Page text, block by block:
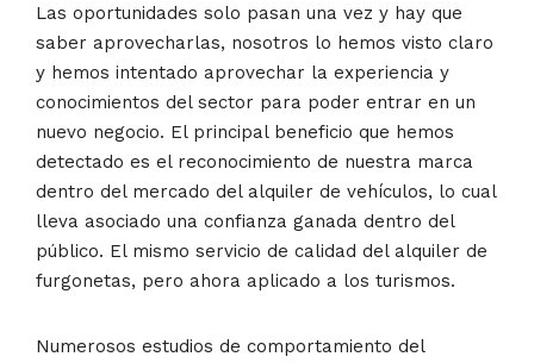
Las oportunidades solo pasan una vez y hay que
saber aprovecharlas, nosotros lo hemos visto claro
y hemos intentado aprovechar la experiencia y
conocimientos del sector para poder entrar en un
nuevo negocio. El principal beneficio que hemos
detectado es el reconocimiento de nuestra marca
dentro del mercado del alquiler de vehículos, lo cual
lleva asociado una confianza ganada dentro del
público. El mismo servicio de calidad del alquiler de
furgonetas, pero ahora aplicado a los turismos.
Numerosos estudios de comportamiento del